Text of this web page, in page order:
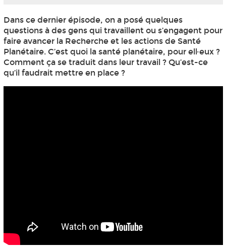
Dans ce dernier épisode, on a posé quelques
questions à des gens qui travaillent ou s’engagent pour
faire avancer la Recherche et les actions de Santé
Planétaire. C’est quoi la santé planétaire, pour ell·eux ?
Comment ça se traduit dans leur travail ? Qu’est-ce
qu’il faudrait mettre en place ?